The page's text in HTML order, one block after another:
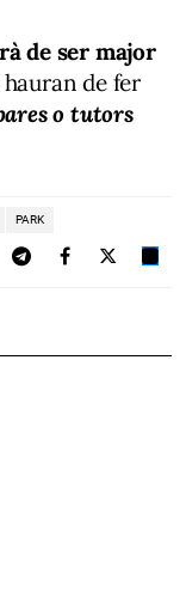
de ser major
hauran de fer
o tutors
PARK